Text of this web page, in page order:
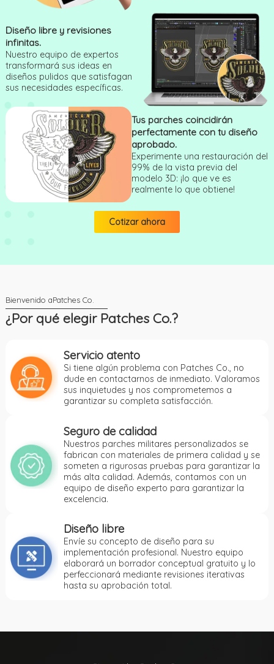
Diseño libre y revisiones
infinitas.
Nuestro equipo de expertos
transformará sus ideas en
diseños pulidos que satisfagan
sus necesidades específicas.
Tus parches coincidirán
perfectamente con tu diseño
aprobado.
Experimente una restauración del
99% de la vista previa del
modelo 3D: ¡lo que ve es
realmente lo que obtiene!
Cotizar ahora
¿Por qué elegir Patches Co.?
Servicio atento
Si tiene algún problema con Patches Co., no
dude en contactarnos de inmediato. Valoramos
sus inquietudes y nos comprometemos a
garantizar su completa satisfacción.
Seguro de calidad
Nuestros parches militares personalizados se
fabrican con materiales de primera calidad y se
someten a rigurosas pruebas para garantizar la
más alta calidad. Además, contamos con un
equipo de diseño experto para garantizar la
excelencia.
Diseño libre
Envíe su concepto de diseño para su
implementación profesional. Nuestro equipo
elaborará un borrador conceptual gratuito y lo
perfeccionará mediante revisiones iterativas
hasta su aprobación total.